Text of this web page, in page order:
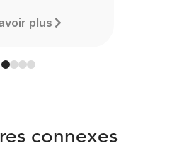
plus
connexes